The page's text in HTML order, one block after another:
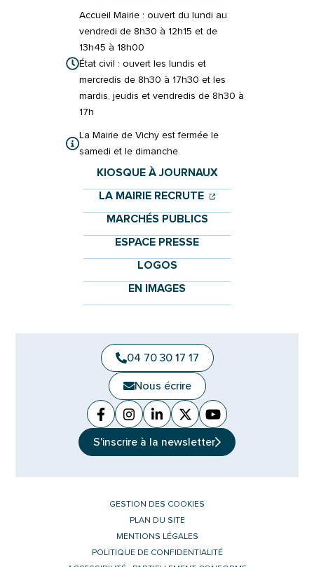
Accueil Mairie : ouvert du lundi au
vendredi de 8h30 à 12h15 et de
13h45 à 18h00
État civil : ouvert les lundis et
mercredis de 8h30 à 17h30 et les
mardis, jeudis et vendredis de 8h30 à
17h
La Mairie de Vichy est fermée le
samedi et le dimanche.
KIOSQUE À JOURNAUX
LA MAIRIE RECRUTE (OUVERTURE
(OUVERTURE
MARCHÉS PUBLICS
ESPACE PRESSE
LOGOS
EN IMAGES
04 70 30 17 17
Nous écrire
Facebook
(ouverture dans un nouvel onglet)
Instagram
(ouverture dans un nouvel
Linkedin
(ouverture dans un nouvel
X (Twitter)
(ouverture dans un
YouTube
(ouverture dans
S'inscrire à la newsletter
GESTION DES COOKIES
PLAN DU SITE
MENTIONS LÉGALES
POLITIQUE DE CONFIDENTIALITÉ